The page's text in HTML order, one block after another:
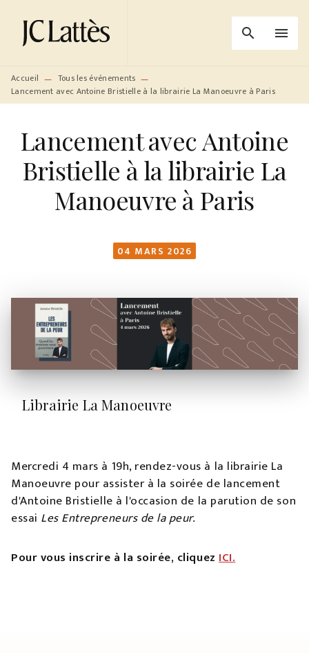
MENU RECHERCHE
PIED DE PAGE
search menu
Accueil — Tous les événements —
Lancement avec Antoine Bristielle à la librairie La Manoeuvre à Paris
Lancement avec Antoine
Bristielle à la librairie La
Manoeuvre à Paris
04 MARS 2026
Librairie La Manoeuvre
Mercredi 4 mars à 19h, rendez-vous à la librairie La
Manoeuvre pour assister à la soirée de lancement
d'Antoine Bristielle à l'occasion de la parution de son
essai Les Entrepreneurs de la peur.
Pour vous inscrire à la soirée, cliquezICI.